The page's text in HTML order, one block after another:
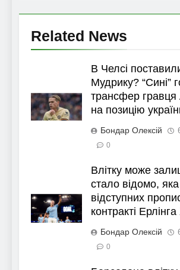
Related News
В Челсі
Мудрику? “Сині”
трансфер гравця
на позицію
Бондар Олексій
0
Влітку може
стало відомо,
відступних
контракті
Бондар Олексій
0